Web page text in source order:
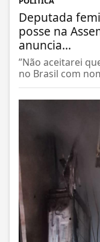
Deputada
posse na
anuncia...
”Não aceitarei
no Brasil com